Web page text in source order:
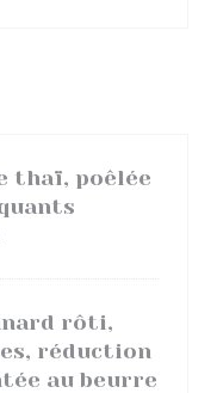
thaï, poêlée
rôti,
réduction
au beurre